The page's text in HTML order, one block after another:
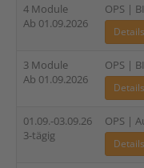
4 Module
Ab 01.09.2026
OPS |
3 Module
Ab 01.09.2026
OPS |
01.09.-03.09.26
3-tägig
OPS |